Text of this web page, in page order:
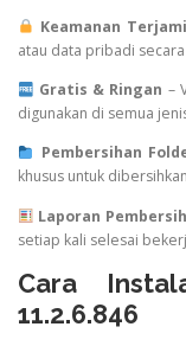
Keamanan
atau data pribadi
Gratis & Ringan –
digunakan di semua
Pembersihan
khusus untuk
Laporan
setiap kali selesai
Cara
11.2.6.846